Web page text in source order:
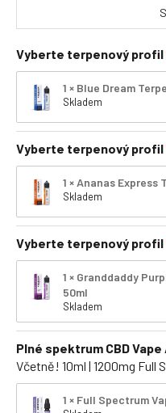
Vyberte terpenový profil
1 × Blue Dream
Skladem
Vyberte terpenový profil
1 × Ananas Express
Skladem
Vyberte terpenový profil
1 × Granddaddy
50ml
Skladem
Plné spektrum CBD
Včetně! 10ml | 1200mg Full
1 × Full Spectrum